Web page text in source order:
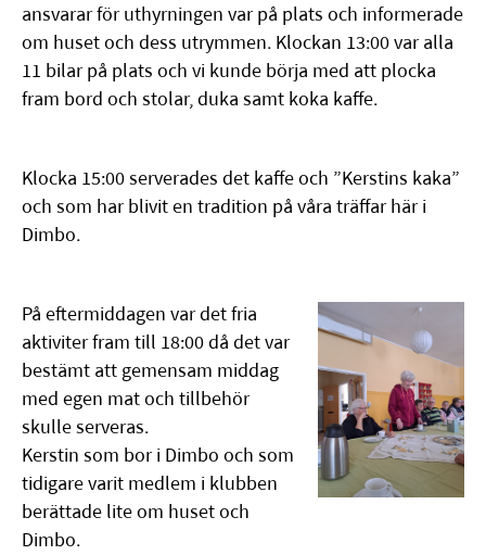
ansvarar för uthyrningen var på plats och informerade
om huset och dess utrymmen. Klockan 13:00 var alla
11 bilar på plats och vi kunde börja med att plocka
fram bord och stolar, duka samt koka kaffe.
Klocka 15:00 serverades det kaffe och ”Kerstins kaka”
och som har blivit en tradition på våra träffar här i
Dimbo.
På eftermiddagen var det fria
aktiviter fram till 18:00 då det var
bestämt att gemensam middag
med egen mat och tillbehör
skulle serveras.
Kerstin som bor i Dimbo och som
tidigare varit medlem i klubben
berättade lite om huset och
Dimbo.